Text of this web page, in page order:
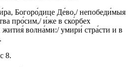
Богоро́дице Де́во,/ непобеди́мыя
про́сим,/ и́же в ско́рбех
волна́ми:/ умири́ стра́сти и в
8.